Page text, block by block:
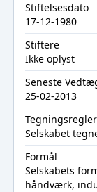
Stiftelsesdato
17-12-1980
Stiftere
Ikke oplyst
Seneste
25-02-2013
Tegningsregler
Selskabet
Formål
Selskabets
håndværk,